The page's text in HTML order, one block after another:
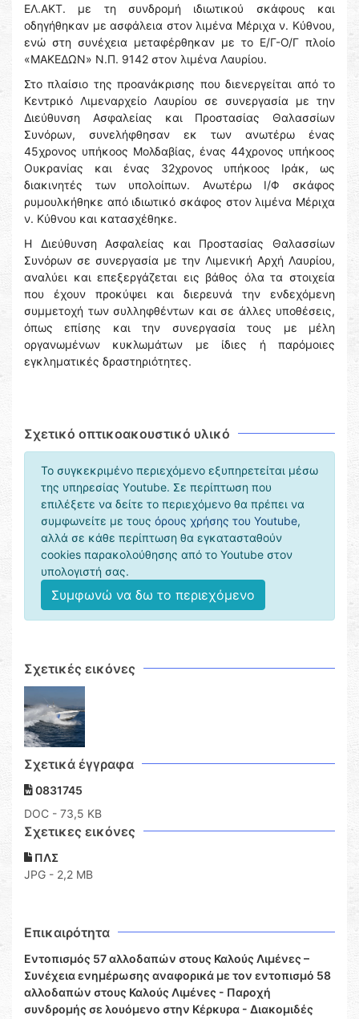
ΕΛ.ΑΚΤ. με τη συνδρομή ιδιωτικού σκάφους και
οδηγήθηκαν με ασφάλεια στον λιμένα Μέριχα ν. Κύθνου,
ενώ στη συνέχεια μεταφέρθηκαν με το Ε/Γ-Ο/Γ πλοίο
«ΜΑΚΕΔΩΝ» Ν.Π. 9142 στον λιμένα Λαυρίου.
Στο πλαίσιο της προανάκρισης που διενεργείται από το
Κεντρικό Λιμεναρχείο Λαυρίου σε συνεργασία με την
Διεύθυνση Ασφαλείας και Προστασίας Θαλασσίων
Συνόρων, συνελήφθησαν εκ των ανωτέρω ένας
45χρονος υπήκοος Μολδαβίας, ένας 44χρονος υπήκοος
Ουκρανίας και ένας 32χρονος υπήκοος Ιράκ, ως
διακινητές των υπολοίπων. Ανωτέρω Ι/Φ σκάφος
ρυμουλκήθηκε από ιδιωτικό σκάφος στον λιμένα Μέριχα
ν. Κύθνου και κατασχέθηκε.
Η Διεύθυνση Ασφαλείας και Προστασίας Θαλασσίων
Συνόρων σε συνεργασία με την Λιμενική Αρχή Λαυρίου,
αναλύει και επεξεργάζεται εις βάθος όλα τα στοιχεία
που έχουν προκύψει και διερευνά την ενδεχόμενη
συμμετοχή των συλληφθέντων και σε άλλες υποθέσεις,
όπως επίσης και την συνεργασία τους με μέλη
οργανωμένων κυκλωμάτων με ίδιες ή παρόμοιες
εγκληματικές δραστηριότητες.
Σχετικό οπτικοακουστικό υλικό
Το συγκεκριμένο περιεχόμενο εξυπηρετείται μέσω
της υπηρεσίας Υoutube. Σε περίπτωση που
επιλέξετε να δείτε το περιεχόμενο θα πρέπει να
συμφωνείτε με τους όρους χρήσης του Youtube,
αλλά σε κάθε περίπτωση θα εγκατασταθούν
cookies παρακολούθησης από το Youtube στον
υπολογιστή σας.
Συμφωνώ να δω το περιεχόμενο
Σχετικές εικόνες
Σχετικά έγγραφα
0831745
DOC - 73,5 KB
Σχετικες εικόνες
ΠΛΣ
JPG - 2,2 MB
Επικαιρότητα
Εντοπισμός 57 αλλοδαπών στους Καλούς Λιμένες –
Συνέχεια ενημέρωσης αναφορικά με τον εντοπισμό 58
αλλοδαπών στους Καλούς Λιμένες - Παροχή
συνδρομής σε λουόμενο στην Κέρκυρα - Διακομιδές